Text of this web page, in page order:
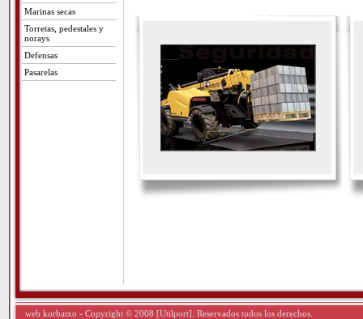
Marinas secas
Torretas, pedestales y
norays
Defensas
Pasarelas
web korbatxo - Copyright © 2008 [Utilport]. Reservados todos los derechos.